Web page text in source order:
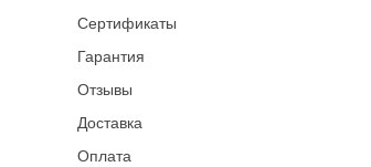
Сертификаты
Гарантия
Отзывы
Доставка
Оплата